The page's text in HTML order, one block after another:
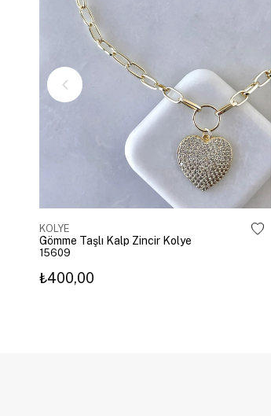
KOLYE
Gömme Taşlı Kalp Zincir Kolye
15609
₺400,00